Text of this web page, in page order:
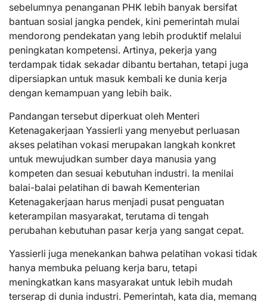
sebelumnya penanganan PHK lebih banyak bersifat
bantuan sosial jangka pendek, kini pemerintah mulai
mendorong pendekatan yang lebih produktif melalui
peningkatan kompetensi. Artinya, pekerja yang
terdampak tidak sekadar dibantu bertahan, tetapi juga
dipersiapkan untuk masuk kembali ke dunia kerja
dengan kemampuan yang lebih baik.
Pandangan tersebut diperkuat oleh Menteri
Ketenagakerjaan Yassierli yang menyebut perluasan
akses pelatihan vokasi merupakan langkah konkret
untuk mewujudkan sumber daya manusia yang
kompeten dan sesuai kebutuhan industri. Ia menilai
balai-balai pelatihan di bawah Kementerian
Ketenagakerjaan harus menjadi pusat penguatan
keterampilan masyarakat, terutama di tengah
perubahan kebutuhan pasar kerja yang sangat cepat.
Yassierli juga menekankan bahwa pelatihan vokasi tidak
hanya membuka peluang kerja baru, tetapi
meningkatkan kans masyarakat untuk lebih mudah
terserap di dunia industri. Pemerintah, kata dia, memang